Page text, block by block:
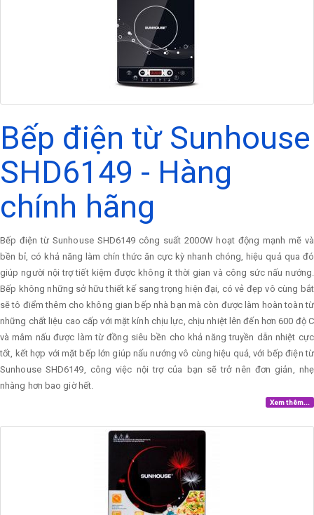
Bếp điện từ Sunhouse
SHD6149 - Hàng
chính hãng
Bếp điện từ Sunhouse SHD6149 công suất 2000W hoạt động mạnh mẽ và
bền bỉ, có khả năng làm chín thức ăn cực kỳ nhanh chóng, hiệu quả qua đó
giúp người nội trợ tiết kiệm được không ít thời gian và công sức nấu nướng.
Bếp không những sở hữu thiết kế sang trọng hiện đại, có vẻ đẹp vô cùng bắt
sẽ tô điểm thêm cho không gian bếp nhà bạn mà còn được làm hoàn toàn từ
những chất liệu cao cấp với mặt kính chịu lực, chịu nhiệt lên đến hơn 600 độ C
và mâm nấu được làm từ đồng siêu bền cho khả năng truyền dẫn nhiệt cực
tốt, kết hợp với mặt bếp lớn giúp nấu nướng vô cùng hiệu quả, với bếp điện từ
Sunhouse SHD6149, công việc nội trợ của bạn sẽ trở nên đơn giản, nhẹ
nhàng hơn bao giờ hết.
Xem thêm...